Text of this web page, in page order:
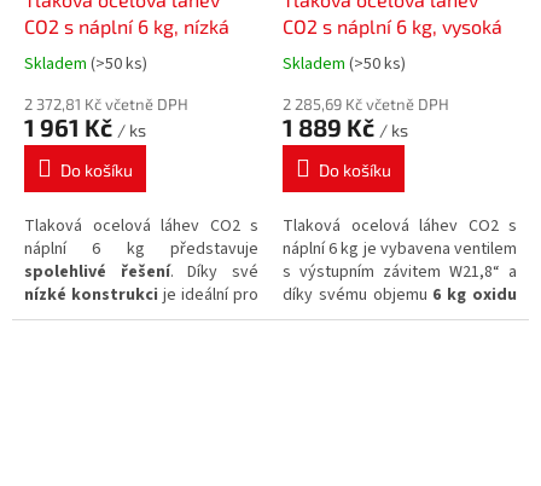
CO2 s náplní 6 kg, nízká
Průměrné
produktu
je
5,0
hvězdiček.
Skladem (>50 ks)
2 372,81 Kč včetně DPH
1 961 Kč / ks
Do košíku
Tlaková ocelová láhev CO2 s
náplní 6 kg představuje
spolehlivé řešení. Díky své
nízké konstrukci je ideální pro
instalaci a skladování v
CO2 s náplní 6 kg, vysoká
Průměrné
produktu
je
5,0
hvězdiček.
Skladem (>50 ks)
2 285,69 Kč včetně DPH
1 889 Kč / ks
Do košíku
Tlaková ocelová láhev CO2 s
náplní 6 kg je vybavena ventilem
s výstupním závitem W21,8“ a
díky svému objemu 6 kg oxidu
uhličitéhozajišťuje